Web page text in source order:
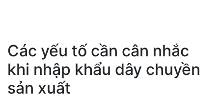
Các yếu tố cần cân nhắc
khi nhập khẩu dây chuyền
sản xuất